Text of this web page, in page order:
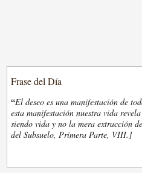
Frase del Día
“El deseo es una manifestación de
esta manifestación nuestra vida
siendo vida y no la mera extracción
del Subsuelo, Primera Parte, VIII.]